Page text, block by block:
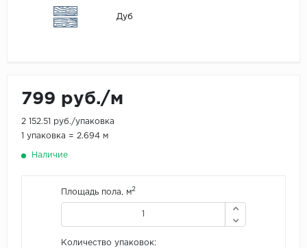
Дуб
799 руб./м
2 152.51 руб./упаковка
1 упаковка = 2.694 м
Наличие
Площадь пола, м2
Количество упаковок: